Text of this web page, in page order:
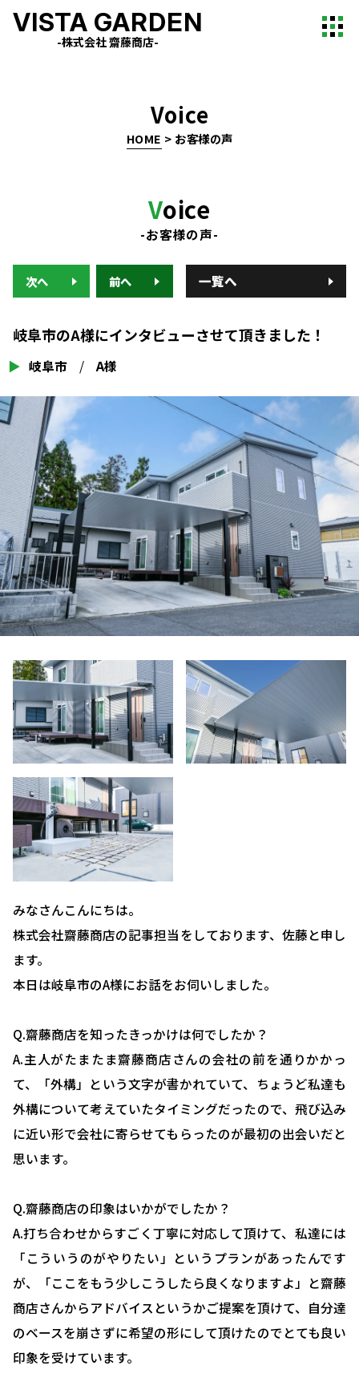
VISTA GARDEN
-株式会社 齋藤商店-
Voice
HOME > お客様の声
-株式会社 齋藤商店-
■ VISTA GARDENの外構工事
■ 庭がある暮らし：サッカーゴールがある庭
■ 庭がある暮らし：ドッグランがある庭
Voice
-お客様の声-
次へ 前へ 一覧へ
岐阜市のA様にインタビューさせて頂きました！
▶ 岐阜市 / A様
みなさんこんにちは。
株式会社齋藤商店の記事担当をしております、佐藤と申し
ます。
本日は岐阜市のA様にお話をお伺いしました。
Q.齋藤商店を知ったきっかけは何でしたか？
A.主人がたまたま齋藤商店さんの会社の前を通りかかっ
て、「外構」という文字が書かれていて、ちょうど私達も
外構について考えていたタイミングだったので、飛び込み
に近い形で会社に寄らせてもらったのが最初の出会いだと
思います。
Q.齋藤商店の印象はいかがでしたか？
A.打ち合わせからすごく丁寧に対応して頂けて、私達には
「こういうのがやりたい」というプランがあったんです
が、「ここをもう少しこうしたら良くなりますよ」と齋藤
商店さんからアドバイスというかご提案を頂けて、自分達
のベースを崩さずに希望の形にして頂けたのでとても良い
印象を受けています。